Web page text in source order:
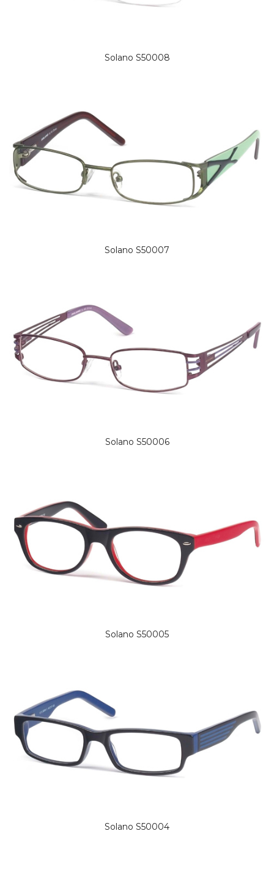
Solano S50008
Solano S50007
Solano S50006
Solano S50005
Solano S50004